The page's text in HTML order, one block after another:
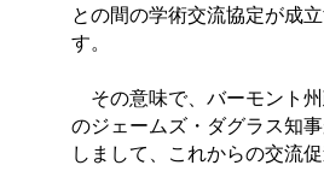
との間の学術交流協定が成
す。
その意味で、バーモント州
のジェームズ・ダグラス知
しまして、これからの交流